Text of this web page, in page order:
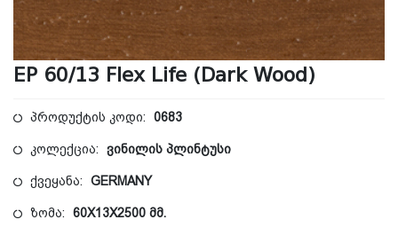
EP 60/13 Flex Life (Dark Wood)
პროდუქტის კოდი: 0683
კოლექცია: ვინილის პლინტუსი
ქვეყანა: GERMANY
ზომა: 60X13X2500 მმ.